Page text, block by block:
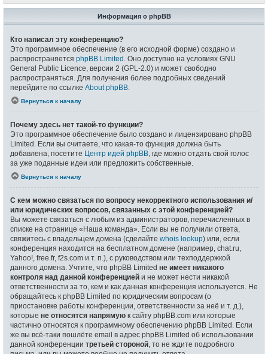
Информация о phpBB
Кто написал эту конференцию?
Это программное обеспечение (в его исходной форме) создано и
распространяется phpBB Limited . Оно доступно на условиях GNU
General Public Licence, версии 2 (GPL-2.0) и может свободно
распространяться. Для получения более подробных сведений
перейдите по ссылке About phpBB
Вернуться к началу
Почему здесь нет такой-то функции?
Это программное обеспечение было создано и лицензировано phpBB
Limited. Если вы считаете, что какая-то функция должна быть
добавлена, посетите Центр идей phpBB , где можно отдать свой голос
за уже поданные идеи или предложить собственные.
Вернуться к началу
С кем можно связаться по вопросу некорректного использования и/
или юридических вопросов, связанных с этой конференцией?
Вы можете связаться с любым из администраторов, перечисленных в
списке на странице «Наша команда». Если вы не получили ответа,
свяжитесь с владельцем домена (сделайте whois lookup) или, если
конференция находится на бесплатном домене (например, chat.ru,
Yahoo!, free.fr, f2s.com и т. п.), с руководством или техподдержкой
данного домена. Учтите, что phpBB Limited не имеет никакого
контроля над данной конференцией и не может нести никакой
ответственности за то, кем и как данная конференция используется. Не
обращайтесь к phpBB Limited по юридическим вопросам (о
приостановке работы конференции, ответственности за неё и т. д.),
которые не относятся напрямую к сайту phpBB.com или которые
частично относятся к программному обеспечению phpBB Limited. Если
же вы всё-таки пошлёте email в адрес phpBB Limited об использовании
данной конференции третьей стороной , то не ждите подробного